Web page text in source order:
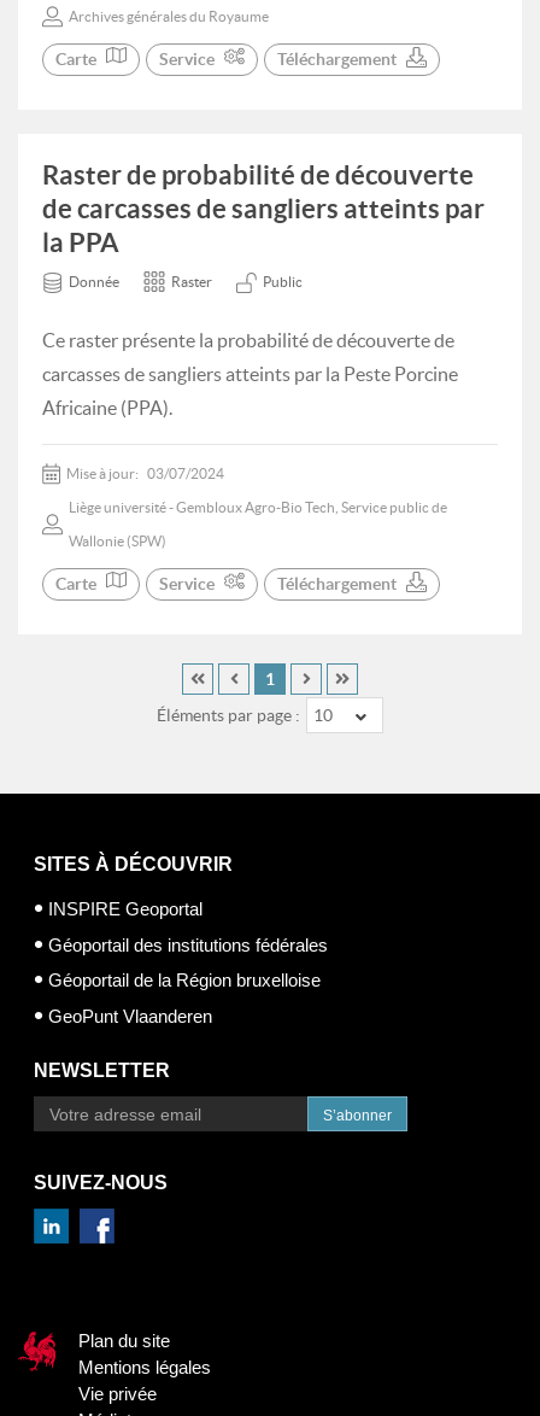
Archives générales du Royaume
Carte Service Téléchargement
Raster de probabilité de découverte
de carcasses de sangliers atteints par
la PPA
Donnée Raster Public
Ce raster présente la probabilité de découverte de
carcasses de sangliers atteints par la Peste Porcine
Africaine (PPA).
Mise à jour: 03/07/2024
Liège université - Gembloux Agro-Bio Tech, Service public de
Wallonie (SPW)
Carte Service Téléchargement
Éléments par page : 10
1
SITES À DÉCOUVRIR
INSPIRE Geoportal
Géoportail des institutions fédérales
Géoportail de la Région bruxelloise
GeoPunt Vlaanderen
NEWSLETTER
S’abonner
SUIVEZ-NOUS
Plan du site
Mentions légales
Vie privée